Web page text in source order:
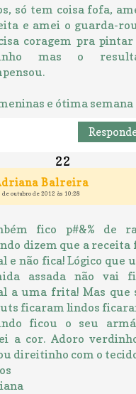
só tem coisa fofa,
e amei o guarda-
coragem pra pintar
mas o
e ótima semana
Balreira
de outubro de 2012 às 10:28
fico p#&% de
dizem que a receita
e não fica! Lógico que
assada não vai
a uma frita! Mas que
ficaram lindos
ficou o seu
a cor. Adoro
direitinho com o